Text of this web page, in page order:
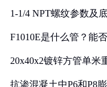
1-1/4 NPT螺纹参数及
F1010E是什么管？能
20x40x2镀锌方管单米
抗渗混凝土中P6和P8